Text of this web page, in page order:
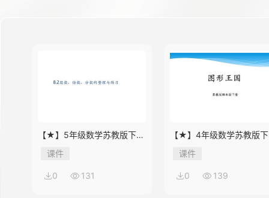
【★】5年级数学苏教版下册
课件第8单元《单元复习》
课件
0 131
【★】4年级数学苏教版
课件第9单元《单元复习》
课件
0 139